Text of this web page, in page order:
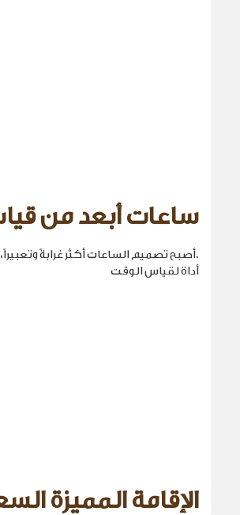
ساعات أبعد من
.أصبح تصميم الساعات أكثر غرابةً
أداة لقياس الوقت
الإقامة المميزة